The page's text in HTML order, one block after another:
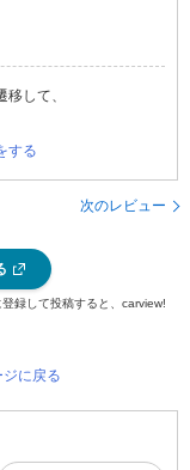
して、
する
次のレビュー
録して投稿すると、carview!
に戻る